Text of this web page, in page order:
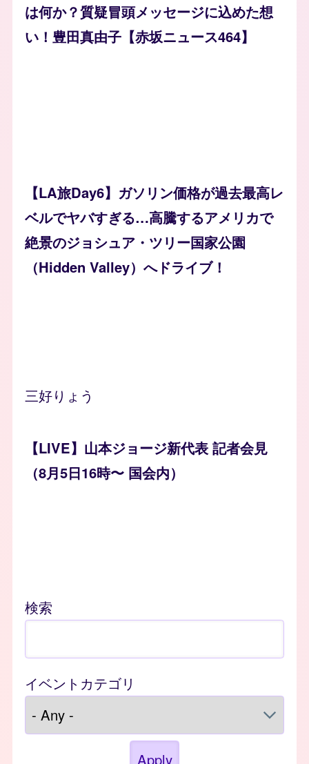
は何か？質疑冒頭メッセージに込めた想
い！豊田真由子【赤坂ニュース464】
【LA旅Day6】ガソリン価格が過去最高レ
ベルでヤバすぎる…高騰するアメリカで
絶景のジョシュア・ツリー国家公園
（Hidden Valley）へドライブ！
三好りょう
【LIVE】山本ジョージ新代表 記者会見
（8月5日16時〜 国会内）
検索
イベントカテゴリ